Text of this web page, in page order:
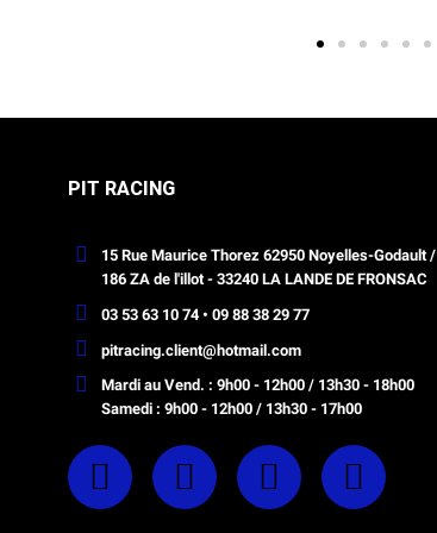
PIT RACING
15 Rue Maurice Thorez 62950 Noyelles-Godault /
186 ZA de l'illot - 33240 LA LANDE DE FRONSAC
03 53 63 10 74 • 09 88 38 29 77
pitracing.client@hotmail.com
Mardi au Vend. : 9h00 - 12h00 / 13h30 - 18h00
Samedi : 9h00 - 12h00 / 13h30 - 17h00